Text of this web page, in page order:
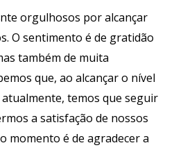
orgulhosos por alcançar
O sentimento é de gratidão
também de muita
que, ao alcançar o nível
temos que seguir
a satisfação de nossos
momento é de agradecer a